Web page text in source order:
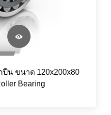
ปืน ขนาด 120x200x80
Bearing